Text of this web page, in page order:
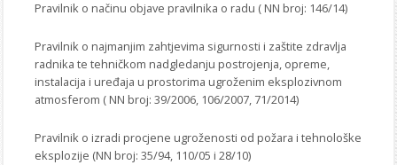
Pravilnik o načinu objave pravilnika o radu ( NN broj: 146/14)
Pravilnik o najmanjim zahtjevima sigurnosti i zaštite zdravlja
radnika te tehničkom nadgledanju postrojenja, opreme,
instalacija i uređaja u prostorima ugroženim eksplozivnom
atmosferom ( NN broj: 39/2006, 106/2007, 71/2014)
Pravilnik o izradi procjene ugroženosti od požara i tehnološke
eksplozije (NN broj: 35/94, 110/05 i 28/10)